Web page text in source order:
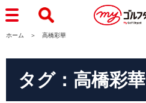
ホーム 高橋彩華
タグ：高橋彩華